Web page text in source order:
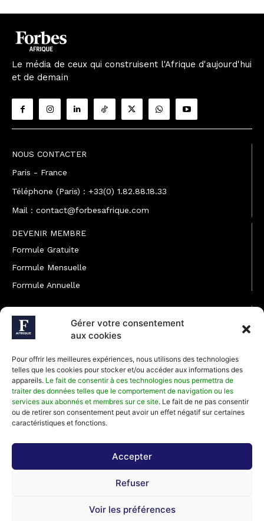
Gérer votre consentement
aux cookies
Pour offrir les meilleures expériences, nous utilisons des technologies
telles que les cookies pour stocker et/ou accéder aux informations des
appareils. Le fait de consentir à ces technologies nous permettra de
traiter des données telles que le comportement de navigation ou les
services aux abonnés et membres sur ce site. Le fait de ne pas consentir
ou de retirer son consentement peut avoir un effet négatif sur certaines
caractéristiques et fonctions.
Accepter
Refuser
Voir les préférences
Le média de ceux qui construisent l'Afrique d'aujourd'hui
et de demain
NOUS CONTACTER
Paris - France
Téléphone (Paris) : +33(0) 1.82.88.18.33
Mail : contact@forbesafrique.com
DEVENIR MEMBRE
Formule Gratuite
Formule Mensuelle
Formule Annuelle
JOINDRE L'ÉQUIPE
Rédaction
Développement commercial
Communiquer avec Forbes Afrique
Média Kit 2026
Abonnez-vous à la newsletter de Forbes Afrique et recevez
régulièrement nos meilleurs articles